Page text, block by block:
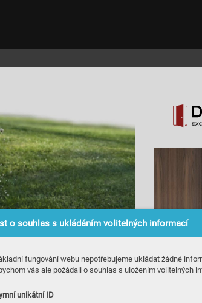
o souhlas s ukládáním volitelných informací
fungování webu nepotřebujeme ukládat žádné
vás ale požádali o souhlas s uložením volitelných
unikátní ID
aby mi vydrželo zdrav í, tělo, forma i hra.
i olympijského.